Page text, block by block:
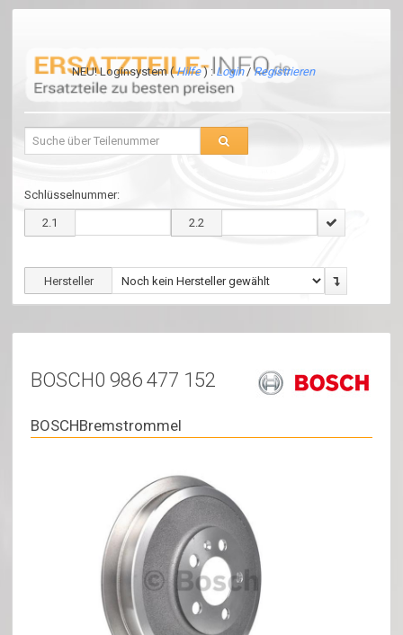
NEU! Loginsystem (Hilfe) :Login/Registrieren
Schlüsselnummer:
2.1 2.2
Hersteller
BOSCH0 986 477 152
BOSCHBremstrommel